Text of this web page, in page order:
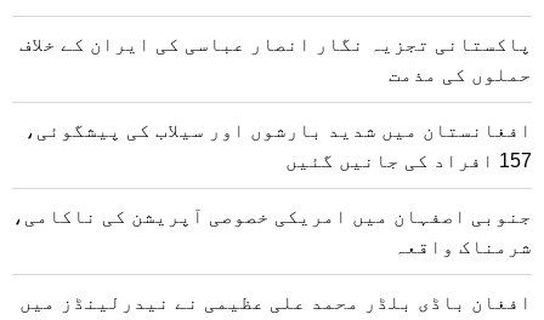
پاکستانی تجزیہ نگار انصار عباسی کی ایران کے خلاف
حملوں کی مذمت
افغانستان میں شدید بارشوں اور سیلاب کی پیشگوئی،
157 افراد کی جانیں گئیں
جنوبی اصفہان میں امریکی خصوصی آپریشن کی ناکامی،
شرمناک واقعہ
افغان باڈی بلڈر محمد علی عظیمی نے نیدرلینڈز میں